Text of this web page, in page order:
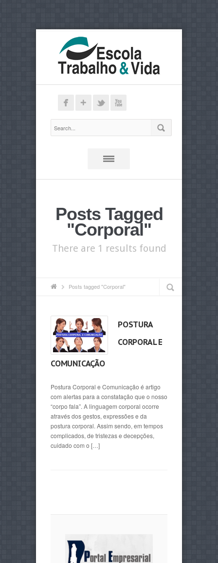
Posts Tagged
"Corporal"
There are 1 results found
Posts tagged "Corporal"
POSTURA
CORPORAL E
COMUNICAÇÃO
Postura Corporal e Comunicação é artigo
com alertas para a constatação que o nosso
“corpo fala”. A linguagem corporal ocorre
através dos gestos, expressões e da
postura corporal. Assim sendo, em tempos
complicados, de tristezas e decepções,
cuidado com o […]